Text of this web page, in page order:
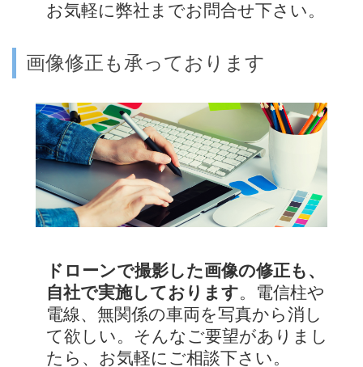
お気軽に弊社までお問合せ下さい。
画像修正も承っております
ドローンで撮影した画像の修正も、
自社で実施しております。電信柱や
電線、無関係の車両を写真から消し
て欲しい。そんなご要望がありまし
たら、お気軽にご相談下さい。